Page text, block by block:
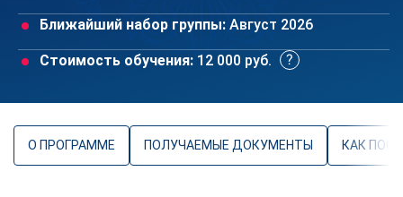
Ближайший набор группы: Август 2026
Стоимость обучения: 12 000 руб.
О ПРОГРАММЕ ПОЛУЧАЕМЫЕ ДОКУМЕНТЫ КАК